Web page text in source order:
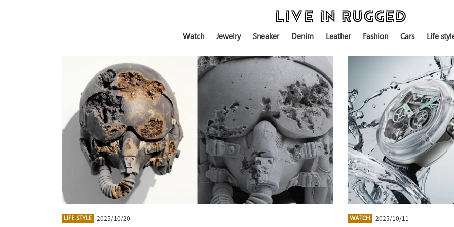
Watch Jewelry Sneaker Denim Leather Fashion Cars Life
LIFE STYLE 2025/10/20 WATCH 2025/10/11